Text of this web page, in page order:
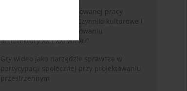
Sprawozdanie ze zrealizowanej pracy
badawczej DSBP/2019 "Czynniki kulturowe i
demograficzne w kształtowaniu
architektury XX i XXI wieku"
Gry wideo jako narzędzie sprawcze w
partycypacji społecznej przy projektowaniu
przestrzennym